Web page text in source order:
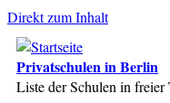
Direkt zum Inhalt
Privatschulen in Berlin
Liste der Schulen in